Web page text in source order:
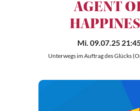
AGENT
Mi. 09.07.25
Unterwegs im Auftrag des Glücks